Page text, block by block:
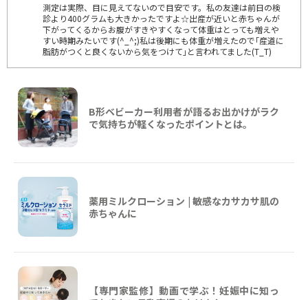
測定は実際、目に見えてないので目安です。私の友達は前日の検
診より400グラムも大きかったですよ☆出産が近いと赤ちゃんが
下がってくるからお腹がすきやすくなって体重はとっても増えや
すい時期みたいです(^_^;)私は後期にも体重が増えたので｢産道に
脂肪がつくと良くないから気をつけて｣と言われてました(T_T)
B形ベビーカー利用者が語るお出かけがラク
で気持ちが軽くなったポイントとは。
薬用ミルクローション | 敏感なカサカサ肌の
赤ちゃんに
【専門家監修】動画で学ぶ！妊娠中に知っ